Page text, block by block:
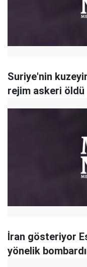
Suriye'nin
rejim askeri öldü
İran gösteriyor
yönelik